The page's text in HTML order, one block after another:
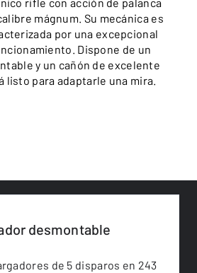
mágnum. Su mecánica es
por una excepcional
Dispone de un
y un cañón de excelente
listo para adaptarle una mira.
desmontable
de 5 disparos en 243